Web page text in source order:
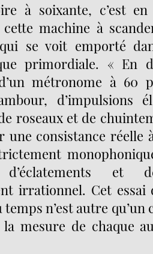
à soixante, c’est
machine à
se voit emporté
primordiale. « En
métronome à 60
d’impulsions
roseaux et de
une consistance réelle
d’éclatements et
irrationnel. Cet
n’est autre
mesure de chaque